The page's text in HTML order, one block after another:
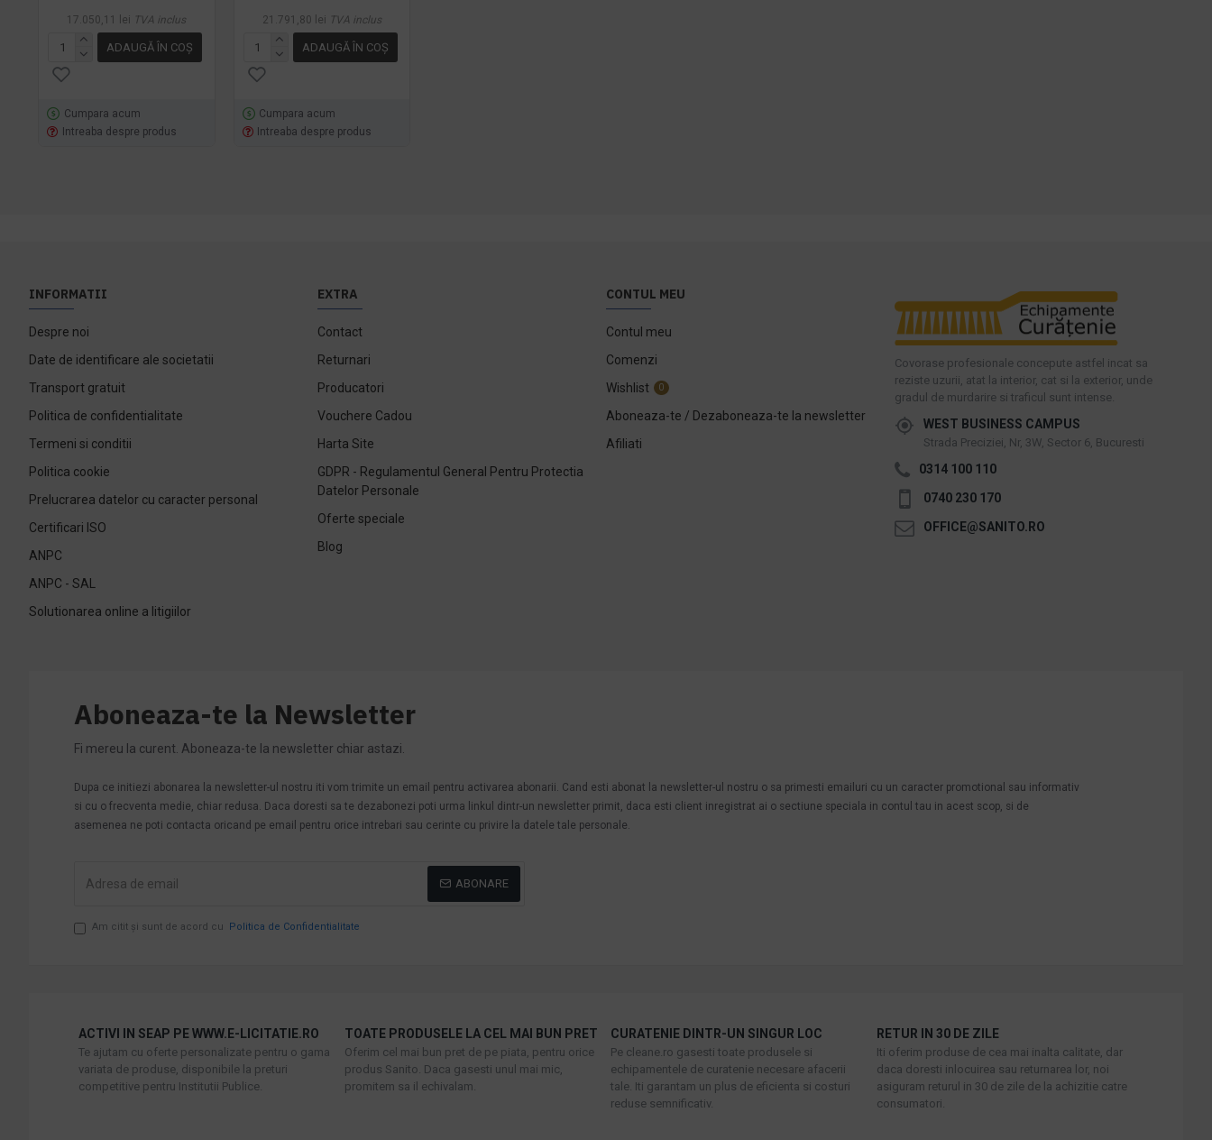
17.050,11 lei TVA inclus
ADAUGĂ ÎN COŞ
Cumpara acum
Intreaba despre produs
21.791,80 lei TVA inclus
ADAUGĂ ÎN COŞ
Cumpara acum
Intreaba despre produs
INFORMATII
Despre noi
Date de identificare ale societatii
Transport gratuit
Politica de confidentialitate
Termeni si conditii
Politica cookie
Prelucrarea datelor cu caracter personal
Certificari ISO
ANPC
ANPC - SAL
Solutionarea online a litigiilor
EXTRA
Contact
Returnari
Producatori
Vouchere Cadou
Harta Site
GDPR - Regulamentul General Pentru Protectia
Datelor Personale
Oferte speciale
Blog
CONTUL MEU
Contul meu
Comenzi
Wishlist
0
Aboneaza-te / Dezaboneaza-te la newsletter
Afiliati
Covorase profesionale concepute astfel incat sa
reziste uzurii, atat la interior, cat si la exterior, unde
gradul de murdarire si traficul sunt intense.
WEST BUSINESS CAMPUS
Strada Preciziei, Nr, 3W, Sector 6, Bucuresti
0314 100 110
0740 230 170
OFFICE@SANITO.RO
Aboneaza-te la Newsletter
Fi mereu la curent. Aboneaza-te la newsletter chiar astazi.
Dupa ce initiezi abonarea la newsletter-ul nostru iti vom trimite un email pentru activarea abonarii. Cand esti abonat la newsletter-ul nostru o sa primesti emailuri cu un caracter promotional sau informativ
si cu o frecventa medie, chiar redusa. Daca doresti sa te dezabonezi poti urma linkul dintr-un newsletter primit, daca esti client inregistrat ai o sectiune speciala in contul tau in acest scop, si de
asemenea ne poti contacta oricand pe email pentru orice intrebari sau cerinte cu privire la datele tale personale.
ABONARE
Am citit şi sunt de acord cu Politica de Confidentialitate
ACTIVI IN SEAP PE WWW.E-LICITATIE.RO
Te ajutam cu oferte personalizate pentru o gama
variata de produse, disponibile la preturi
competitive pentru Institutii Publice.
TOATE PRODUSELE LA CEL MAI BUN PRET
Oferim cel mai bun pret de pe piata, pentru orice
produs Sanito. Daca gasesti unul mai mic,
promitem sa il echivalam.
CURATENIE DINTR-UN SINGUR LOC
Pe cleane.ro gasesti toate produsele si
echipamentele de curatenie necesare afacerii
tale. Iti garantam un plus de eficienta si costuri
reduse semnificativ.
RETUR IN 30 DE ZILE
Iti oferim produse de cea mai inalta calitate, dar
daca doresti inlocuirea sau returnarea lor, noi
asiguram returul in 30 de zile de la achizitie catre
consumatori.